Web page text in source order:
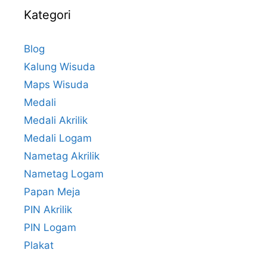
Kategori
Blog
Kalung Wisuda
Maps Wisuda
Medali
Medali Akrilik
Medali Logam
Nametag Akrilik
Nametag Logam
Papan Meja
PIN Akrilik
PIN Logam
Plakat